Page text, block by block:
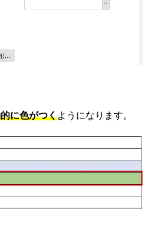
に色がつくようになります。